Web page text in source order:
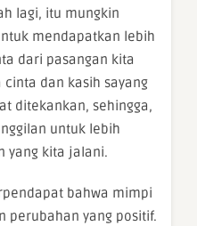
lagi, itu mungkin
mendapatkan lebih
dari pasangan kita
dan kasih sayang
ditekankan, sehingga,
untuk lebih
yang kita jalani.
bahwa mimpi
perubahan yang positif.